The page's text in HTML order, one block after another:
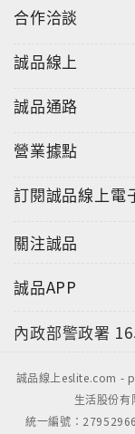
合作洽談
誠品線上
誠品通路
營業據點
訂閱誠品線上電
關注誠品
誠品APP
內政部警政署
誠品線上eslite.com -
生活股份
統一編號：